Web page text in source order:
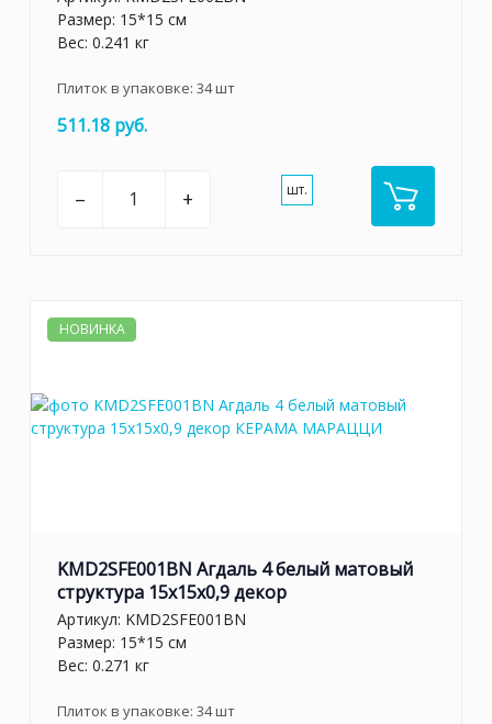
Размер: 15*15 см
Вес: 0.241 кг
Плиток в упаковке: 34шт
511.18 руб.
– + шт.
НОВИНКА
KMD2SFE001BN Агдаль 4 белый матовый
структура 15x15x0,9 декор
Артикул: KMD2SFE001BN
Размер: 15*15 см
Вес: 0.271 кг
Плиток в упаковке: 34шт